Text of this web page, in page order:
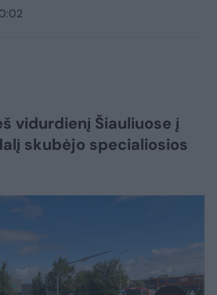
vidurdienį Šiauliuose į
skubėjo specialiosios